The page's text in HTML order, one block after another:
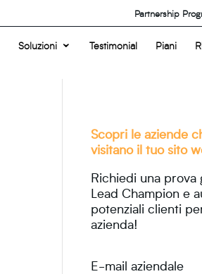
Partnership
Soluzioni Testimonial Piani
Scopri le aziende
visitano il tuo sito
Richiedi una prova
Lead Champion e
potenziali clienti
azienda!
E-mail aziendale